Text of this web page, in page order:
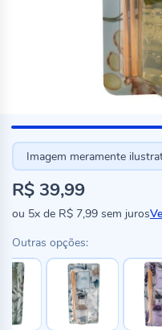
Imagem meramente
R$ 39,99
ou 5x de R$ 7,99 sem juros
Outras opções: